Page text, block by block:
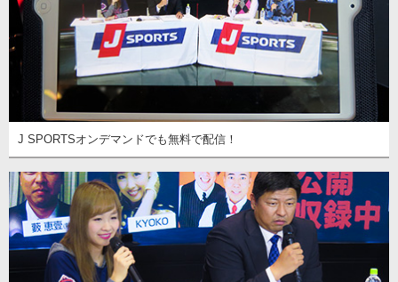
J SPORTSオンデマンドでも無料で配信！